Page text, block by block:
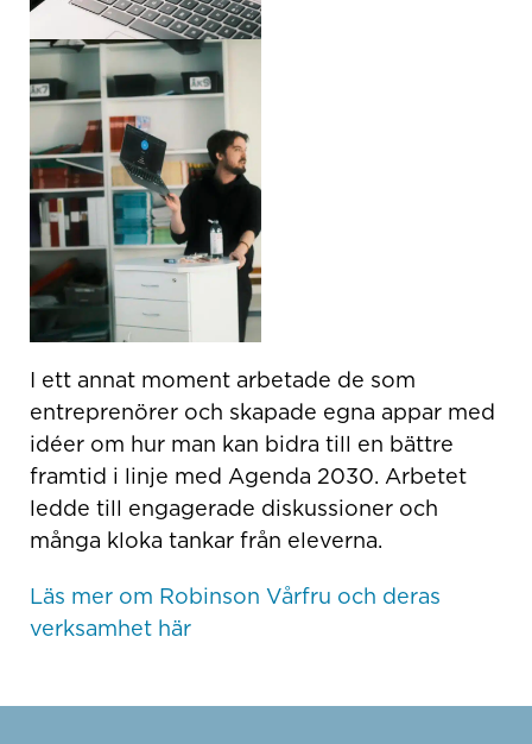
I ett annat moment arbetade de som
entreprenörer och skapade egna appar med
idéer om hur man kan bidra till en bättre
framtid i linje med Agenda 2030. Arbetet
ledde till engagerade diskussioner och
många kloka tankar från eleverna.
Läs mer om Robinson Vårfru och deras
verksamhet här